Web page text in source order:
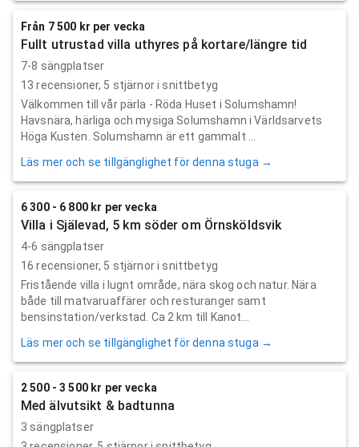
Från 7 500 kr per vecka
Fullt utrustad villa uthyres på kortare/längre tid
7-8 sängplatser
13 recensioner, 5 stjärnor i snittbetyg
Välkommen till vår pärla - Röda Huset i Solumshamn!
Havsnära, härliga och mysiga Solumshamn i Världsarvets
Höga Kusten. Solumshamn är ett gammalt ...
Läs mer och se tillgänglighet för denna stuga →
6 300 - 6 800 kr per vecka
Villa i Själevad, 5 km söder om Örnsköldsvik
4-6 sängplatser
16 recensioner, 5 stjärnor i snittbetyg
Fristående villa i lugnt område, nära skog och natur. Nära
både till matvaruaffärer och resturanger samt
bensinstation/verkstad. Ca 2 km till Kanot...
Läs mer och se tillgänglighet för denna stuga →
2 500 - 3 500 kr per vecka
Med älvutsikt & badtunna
3 sängplatser